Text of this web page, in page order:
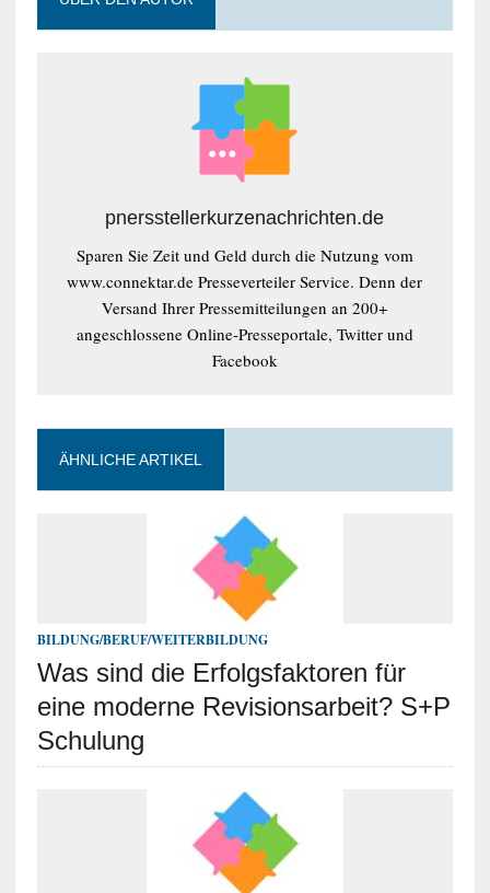
pnersstellerkurzenachrichten.de
Sparen Sie Zeit und Geld durch die Nutzung vom
www.connektar.de Presseverteiler Service. Denn der
Versand Ihrer Pressemitteilungen an 200+
angeschlossene Online-Presseportale, Twitter und
Facebook
ÄHNLICHE ARTIKEL
BILDUNG/BERUF/WEITERBILDUNG
Was sind die Erfolgsfaktoren für
eine moderne Revisionsarbeit? S+P
Schulung